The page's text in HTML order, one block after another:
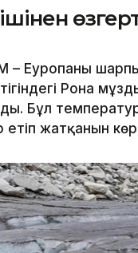
– Еуропаны
Рона
Бұл
жатқанын